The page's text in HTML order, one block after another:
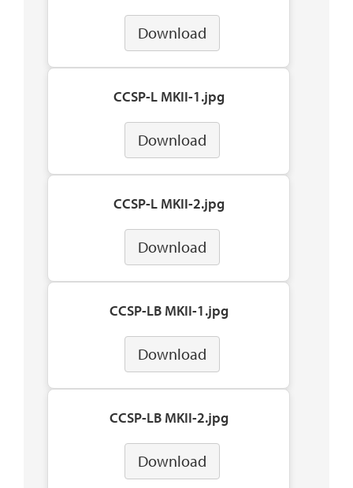
Download
CCSP-L MKII-1.jpg
Download
CCSP-L MKII-2.jpg
Download
CCSP-LB MKII-1.jpg
Download
CCSP-LB MKII-2.jpg
Download